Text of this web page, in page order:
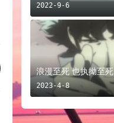
2022-9-6
浪漫至死 也执拗至死
2023-4-8